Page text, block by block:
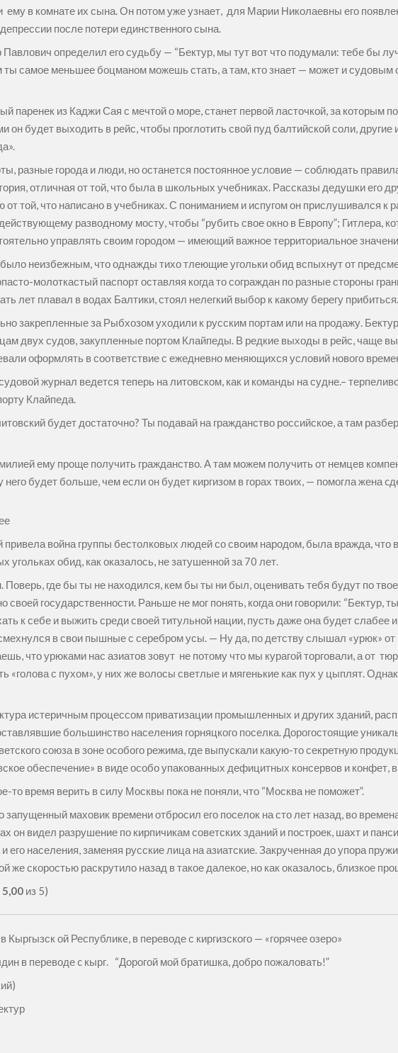
ему в комнате их сына. Он потом уже узнает, для Марии Николаевны его
после потери единственного сына.
Павлович определил его судьбу — “Бектур, мы тут вот что подумали: тебе бы
ты самое меньшее боцманом можешь стать, а там, кто знает — может и
паренек из Каджи Сая с мечтой о море, станет первой ласточкой, за которым
он будет выходить в рейс, чтобы проглотить свой пуд балтийской соли,
разные города и люди, но останется постоянное условие — соблюдать
отличная от той, что была в школьных учебниках. Рассказы дедушки его
той, что написано в учебниках. С пониманием и испугом он прислушивался к
разводному мосту, чтобы “рубить свое окно в Европу”; Гитлера,
управлять своим городом — имеющий важное территориальное
было неизбежным, что однажды тихо тлеющие угольки обид вспыхнут от
молоткастый паспорт оставляя когда то сограждан по разные стороны
лет плавал в водах Балтики, стоял нелегкий выбор к какому берегу прибиться.
закрепленные за Рыбхозом уходили к русским портам или на продажу.
двух судов, закупленные портом Клайпеды. В редкие выходы в рейс, чаще
оформлять в соответствие с ежедневно меняющихся условий нового
журнал ведется теперь на литовском, как и команды на судне.–
Клайпеда.
будет достаточно? Ты подавай на гражданство российское, а там
ему проще получить гражданство. А там можем получить от немцев
него будет больше, чем если он будет киргизом в горах твоих, — помогла жена
привела война группы бестолковых людей со своим народом, была вражда, что
угольках обид, как оказалось, не затушенной за 70 лет.
где бы ты не находился, кем бы ты ни был, оценивать тебя будут по
государственности. Раньше не мог понять, когда они говорили: “Бектур,
к себе и выжить среди своей титульной нации, пусть даже она будет слабее
в свои пышные с серебром усы. — Ну да, по детству слышал «урюк»
что урюками нас азиатов зовут не потому что мы курагой торговали, а от
«голова с пухом», у них же волосы светлые и мягенькие как пух у цыплят.
истеричным процессом приватизации промышленных и других зданий,
большинство населения горняцкого поселка. Дорогостоящие
союза в зоне особого режима, где выпускали какую-то секретную
обеспечение» в виде особо упакованных дефицитных консервов и
то время верить в силу Москвы пока не поняли, что “Москва не поможет”.
запущенный маховик времени отбросил его поселок на сто лет назад, во
он видел разрушение по кирпичикам советских зданий и построек, шахт и
его населения, заменяя русские лица на азиатские. Закрученная до упора
же скоростью раскрутило назад в такое далекое, но как оказалось, близкое
5,00 из 5)
ой Республикe, в переводе с киргизского — «горячее озеро»
в переводе c кырг. “Дорогой мой братишка, добро пожаловать!”